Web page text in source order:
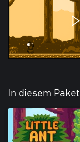
In diesem Paket